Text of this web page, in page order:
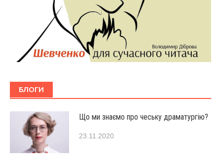
БЛОГИ
Що ми знаємо про чеську драматургію?
23.11.2020